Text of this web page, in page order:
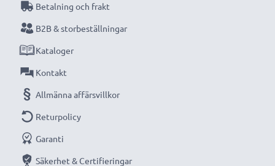
Betalning och frakt
B2B & storbeställningar
Kataloger
Kontakt
Allmänna affärsvillkor
Returpolicy
Garanti
Säkerhet & Certifieringar